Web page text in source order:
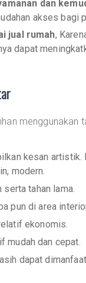
dan
akses bagi
jual rumah,
dapat
menggunakan
kesan
modern.
tahan lama.
pun di area
ekonomis.
mudah dan cepat.
dapat